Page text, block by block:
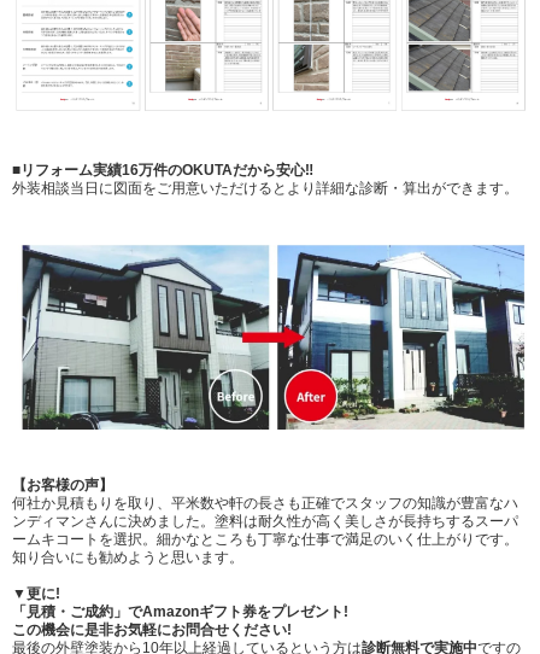
■リフォーム実績16万件のOKUTAだから安心‼
外装相談当日に図面をご用意いただけるとより詳細な診断・算出ができます。
【お客様の声】
何社か見積もりを取り、平米数や軒の長さも正確でスタッフの知識が豊富なハ
ンディマンさんに決めました。塗料は耐久性が高く美しさが長持ちするスーパ
ームキコートを選択。細かなところも丁寧な仕事で満足のいく仕上がりです。
知り合いにも勧めようと思います。
▼更に!
「見積・ご成約」でAmazonギフト券をプレゼント!
この機会に是非お気軽にお問合せください!
最後の外壁塗装から10年以上経過しているという方は診断無料で実施中ですの